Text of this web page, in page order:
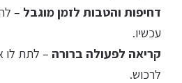
דחיפות והטבות לזמן מוגבל –
עכשיו.
קריאה לפעולה ברורה – לתת לו
לרכוש.